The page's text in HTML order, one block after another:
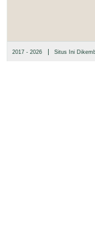
2017 - 2026 | Situs Ini